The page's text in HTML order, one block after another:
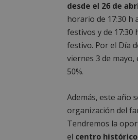
desde el 26 de
horario de 17:30 h
festivos y de 17:30
festivo. Por el Día
viernes 3 de
50%.
Además, este año
organización del
Tendremos la
el centro